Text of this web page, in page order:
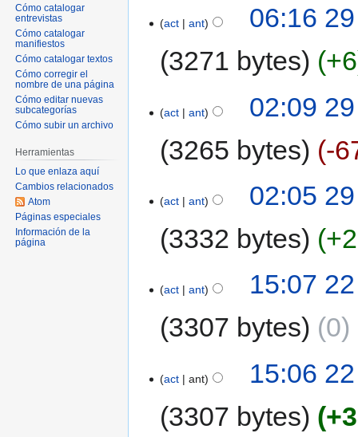
act ant
06:16
3271 bytes
+6
act ant
02:09
3265 bytes
-
act ant
02:05
3332 bytes
act ant
15:07
3307 bytes
0
act ant
15:06
3307 bytes
Cómo catalogar
entrevistas
Cómo catalogar
manifiestos
Cómo catalogar textos
Cómo corregir el
nombre de una página
Cómo editar nuevas
subcategorías
Cómo subir un archivo
Herramientas
Lo que enlaza aquí
Cambios relacionados
Atom
Páginas especiales
Información de la
página